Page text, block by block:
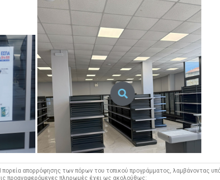
πορεία απορρόφησης των πόρων του τοπικού προγράμματος, λαμβάνοντας
προαναφερόμενες πληρωμές έχει ως ακολούθως: